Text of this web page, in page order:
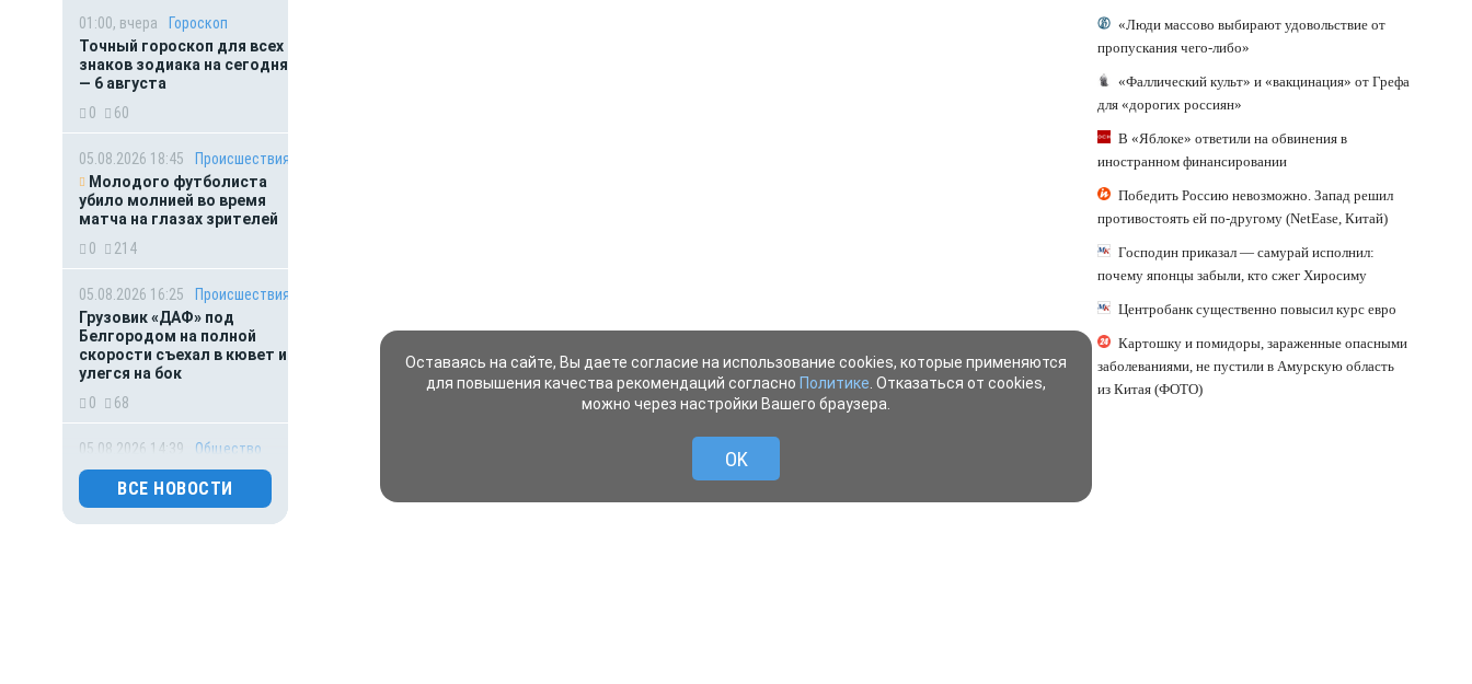
01:00, вчера
Гороскоп
Точный гороскоп для всех
знаков зодиака на сегодня
— 6 августа
0
60
05.08.2026 18:45
Происшествия
Молодого футболиста
убило молнией во время
матча на глазах зрителей
0
214
05.08.2026 16:25
Происшествия
Грузовик «ДАФ» под
Белгородом на полной
скорости съехал в кювет и
улегся на бок
0
68
05.08.2026 14:39
Общество
360-летний дуб из
Белгородской области
признан главным деревом
страны
ВСЕ НОВОСТИ
«Люди массово выбирают удовольствие от
пропускания чего-либо»
«Фаллический культ» и «вакцинация» от Грефа
для «дорогих россиян»
В «Яблоке» ответили на обвинения в
иностранном финансировании
Победить Россию невозможно. Запад решил
противостоять ей по-другому (NetEase, Китай)
Господин приказал — самурай исполнил:
почему японцы забыли, кто сжег Хиросиму
Центробанк существенно повысил курс евро
Картошку и помидоры, зараженные опасными
заболеваниями, не пустили в Амурскую область
из Китая (ФОТО)
Оставаясь на сайте, Вы даете согласие на использование cookies, которые применяются
для повышения качества рекомендаций согласно Политике . Отказаться от cookies,
можно через настройки Вашего браузера.
OK